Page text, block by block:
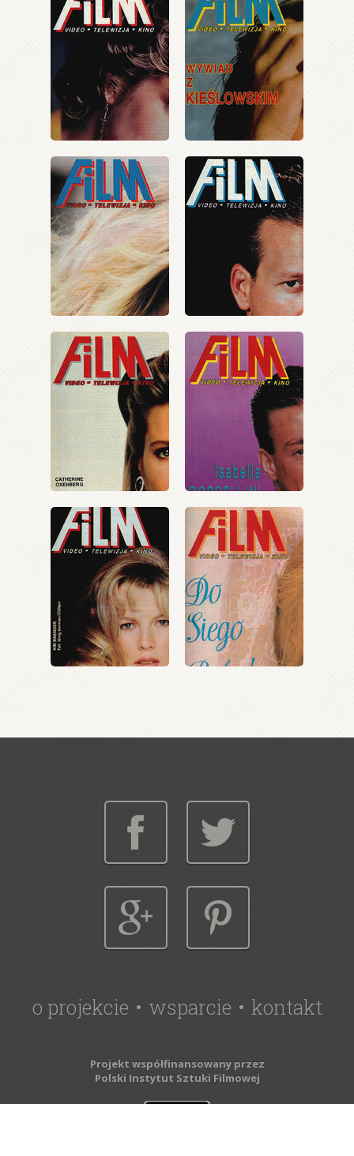
o projekcie wsparcie kontakt
Projekt współfinansowany przez